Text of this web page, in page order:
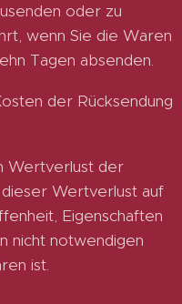
oder zu
wenn Sie die Waren
Tagen absenden.
der Rücksendung
Wertverlust der
Wertverlust auf
Eigenschaften
nicht notwendigen
ist.